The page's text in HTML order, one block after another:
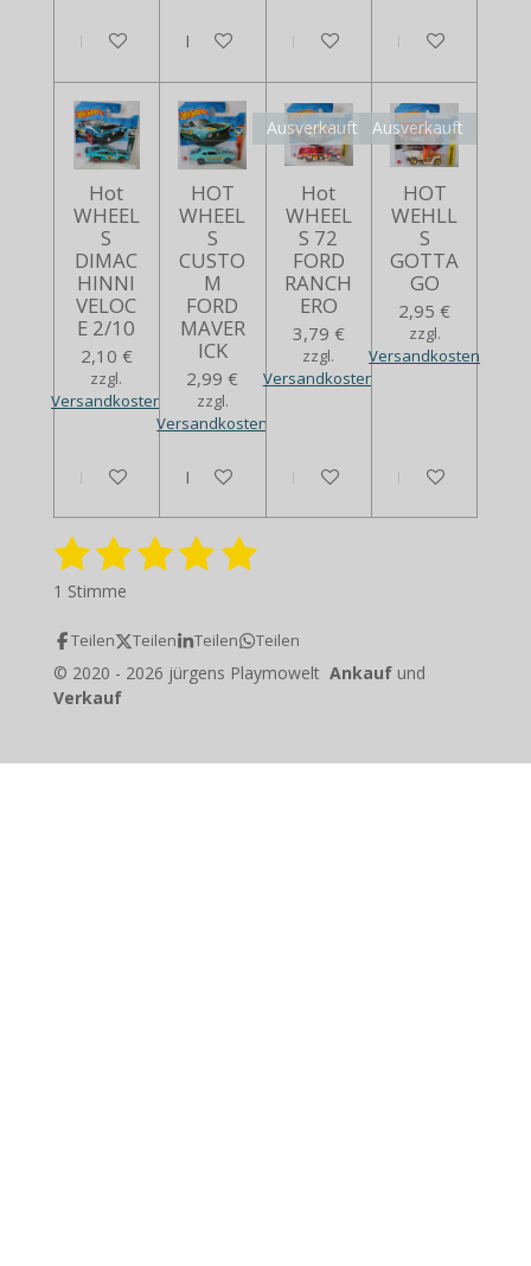
In den WarenkorbBei Verfügbarkeit benachrichtigen
In den Warenkorb
In den
Hot
WHEEL
S
DIMAC
HINNI
VELOC
E 2/10
2,10 €
zzgl.
Versandkosten
In den Warenkorb
HOT
WHEEL
S
CUSTO
M
FORD
MAVER
ICK
2,99 €
zzgl.
Versandkosten
In den Warenkorb
Ausverkauft
Hot
WHEEL
S 72
FORD
RANCH
ERO
3,79 €
zzgl.
Versandkosten
Bei Verfügbarkeit
Ausverkauft
HOT
WEHLL
S
GOTTA
GO
2,95 €
zzgl.
Versandkosten
Bei
B
e
w
r
t
u
:
1
S
t
e
r
2
S
t
e
r
e
3
t
e
e
4
t
e
e
5
t
e
e
B
r
u
b
1 Stimme
Teilen Teilen Teilen Teilen
© 2020 - 2026 jürgens Playmowelt Ankaufund
Verkauf